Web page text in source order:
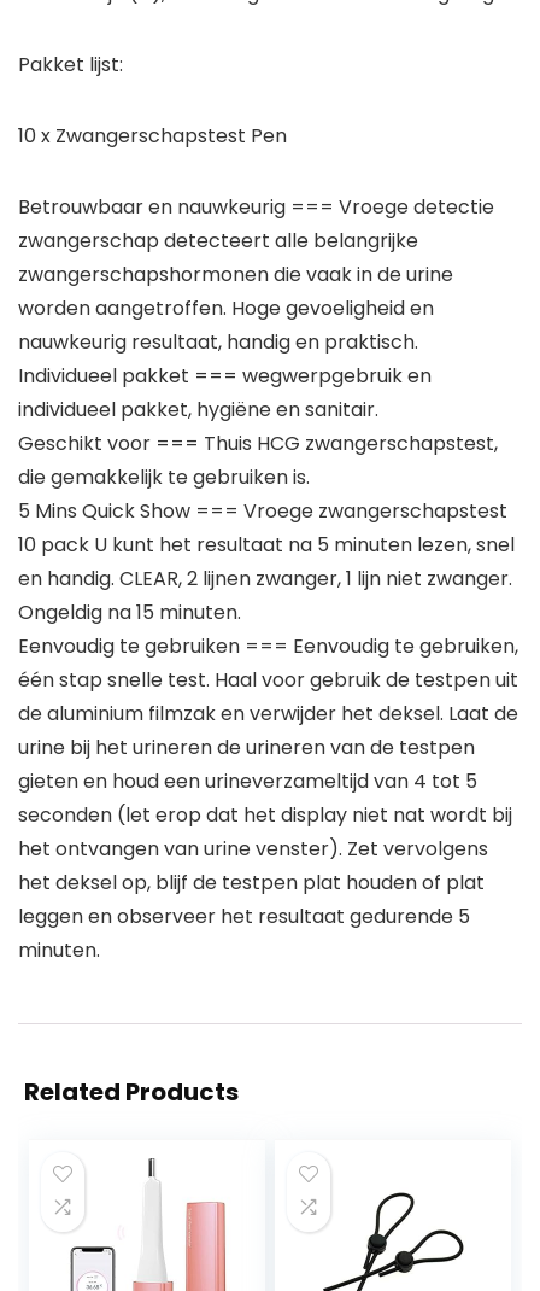
Pakket lijst:
10 x Zwangerschapstest Pen
Betrouwbaar en nauwkeurig === Vroege detectie
zwangerschap detecteert alle belangrijke
zwangerschapshormonen die vaak in de urine
worden aangetroffen. Hoge gevoeligheid en
nauwkeurig resultaat, handig en praktisch.
Individueel pakket === wegwerpgebruik en
individueel pakket, hygiëne en sanitair.
Geschikt voor === Thuis HCG zwangerschapstest,
die gemakkelijk te gebruiken is.
5 Mins Quick Show === Vroege zwangerschapstest
10 pack U kunt het resultaat na 5 minuten lezen, snel
en handig. CLEAR, 2 lijnen zwanger, 1 lijn niet zwanger.
Ongeldig na 15 minuten.
Eenvoudig te gebruiken === Eenvoudig te gebruiken,
één stap snelle test. Haal voor gebruik de testpen uit
de aluminium filmzak en verwijder het deksel. Laat de
urine bij het urineren de urineren van de testpen
gieten en houd een urineverzameltijd van 4 tot 5
seconden (let erop dat het display niet nat wordt bij
het ontvangen van urine venster). Zet vervolgens
het deksel op, blijf de testpen plat houden of plat
leggen en observeer het resultaat gedurende 5
minuten.
Related Products